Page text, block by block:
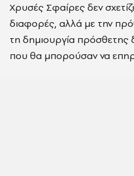
Χρυσές Σφαίρες δεν
διαφορές, αλλά με την
τη δημιουργία πρόσθετης
που θα μπορούσαν να